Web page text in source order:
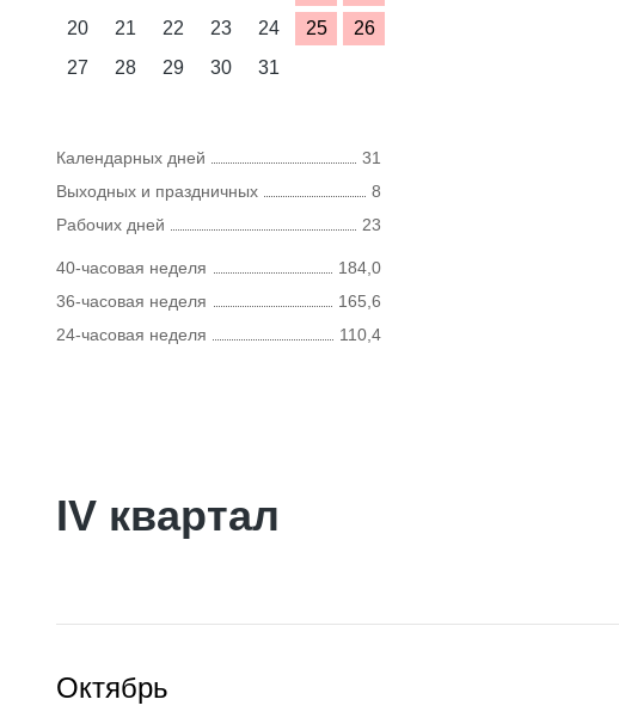
20
21 22 23 24 25
26
27
28 29 30 31
Календарных дней
31
Выходных и праздничных
8
Рабочих дней
23
40-часовая неделя
184,0
36-часовая неделя
165,6
24-часовая неделя
110,4
IV квартал
Октябрь